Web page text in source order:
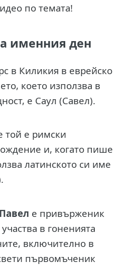
по темата!
именния ден
в Киликия в еврейско
което използва в
е Саул (Савел).
той е римски
и, когато пише
латинското си име
Павел е привърженик
в гоненията
включително в
първомъченик